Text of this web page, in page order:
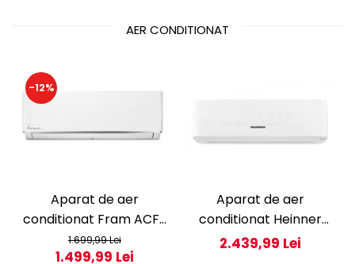
AER CONDITIONAT
-12%
Aparat de aer
conditionat Fram ACF-
HS12KITWIFI++, 12000
BTU, Wifi, Kit instalare
1.699,99 Lei
1.499,99 Lei
Aparat de aer
conditionat Heinner
Pearl 12000 BTU Wi-Fi,
2.439,99 Lei